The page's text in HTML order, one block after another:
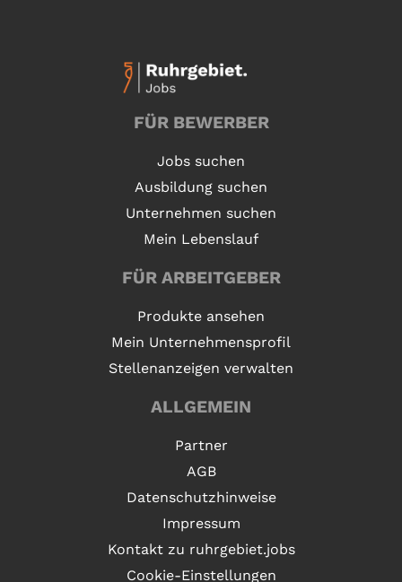
FÜR BEWERBER
Jobs suchen
Ausbildung suchen
Unternehmen suchen
Mein Lebenslauf
FÜR ARBEITGEBER
Produkte ansehen
Mein Unternehmensprofil
Stellenanzeigen verwalten
ALLGEMEIN
Partner
AGB
Datenschutzhinweise
Impressum
Kontakt zu ruhrgebiet.jobs
Cookie-Einstellungen